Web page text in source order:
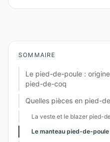
SOMMAIRE
Le pied-de-poule :
pied-de-coq
Quelles pièces en pied-
La veste et le blazer pied-
Le manteau pied-de-poule